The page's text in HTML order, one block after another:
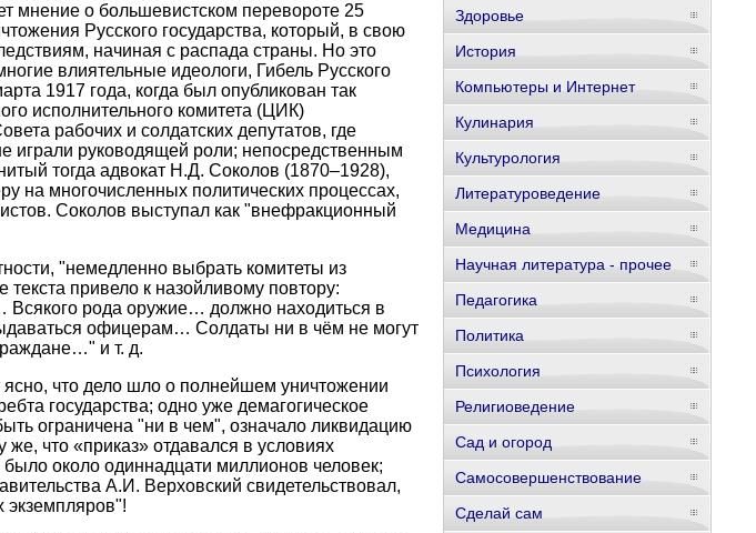
мнение о большевистском перевороте 25
Русского государства, который, в свою
начиная с распада страны. Но это
влиятельные идеологи, Гибель Русского
1917 года, когда был опубликован так
исполнительного комитета (ЦИК)
рабочих и солдатских депутатов, где
играли руководящей роли; непосредственным
тогда адвокат Н.Д. Соколов (1870–1928),
на многочисленных политических процессах,
Соколов выступал как "внефракционный
"немедленно выбрать комитеты из
привело к назойливому повтору:
рода оружие… должно находиться в
офицерам… Солдаты ни в чём не могут
и т. д.
ясно, что дело шло о полнейшем уничтожении
государства; одно уже демагогическое
ограничена "ни в чем", означало ликвидацию
что «приказ» отдавался в условиях
около одиннадцати миллионов человек;
А.И. Верховский свидетельствовал,
экземпляров"!
Здоровье
История
Компьютеры и Интернет
Кулинария
Культурология
Литературоведение
Медицина
Научная литература - прочее
Педагогика
Политика
Психология
Религиоведение
Сад и огород
Самосовершенствование
Сделай сам